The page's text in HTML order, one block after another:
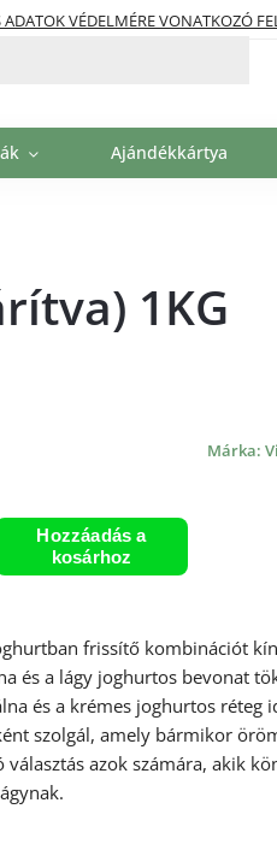
ADATOK VÉDELMÉRE VONATKOZÓ
Ajándékkártya
1KG
Márka:
Hozzáadás a
kosárhoz
frissítő kombinációt
és a lágy joghurtos bevonat
és a krémes joghurtos réteg
szolgál, amely bármikor
azok számára, akik